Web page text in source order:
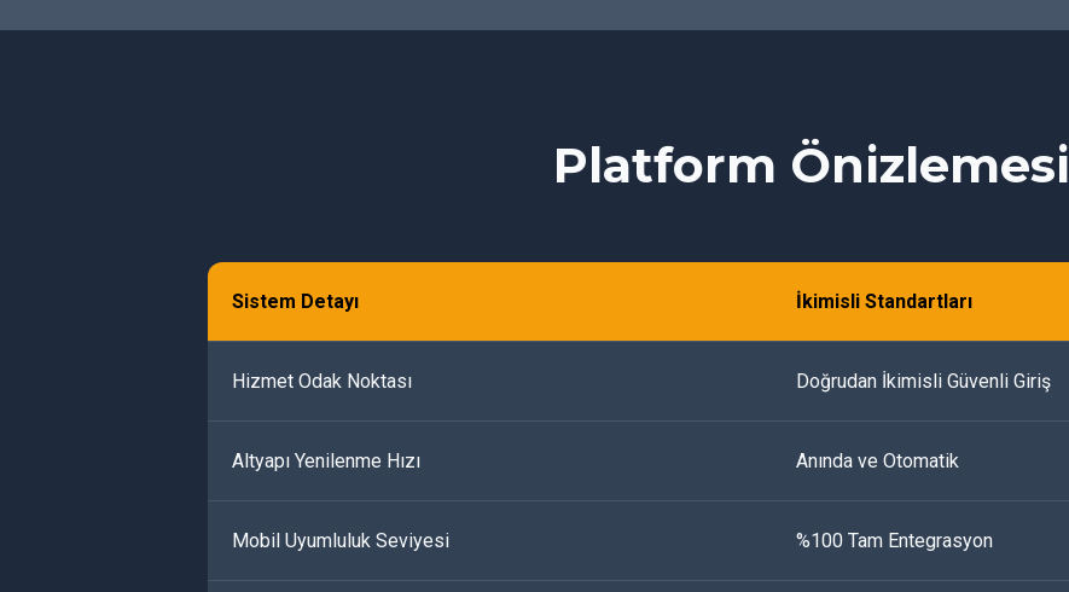
Platform Önizlemesi
Sistem Detayı İkimisli Standartları
Hizmet Odak Noktası Doğrudan İkimisli Güvenli Giriş
Altyapı Yenilenme Hızı Anında ve Otomatik
Mobil Uyumluluk Seviyesi %100 Tam Entegrasyon